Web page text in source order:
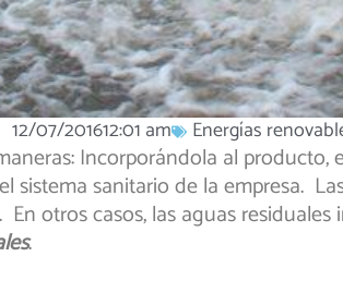
12/07/201612:01 am Energías
Incorporándola al
sanitario de la empresa.
otros casos, las aguas
.